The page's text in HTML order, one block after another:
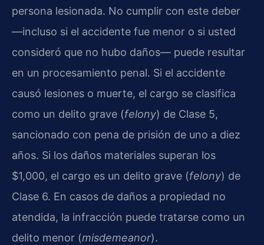
persona lesionada. No cumplir con este deber
—incluso si el accidente fue menor o si usted
consideró que no hubo daños— puede resultar
en un procesamiento penal. Si el accidente
causó lesiones o muerte, el cargo se clasifica
como un delito grave (felony) de Clase 5,
sancionado con pena de prisión de uno a diez
años. Si los daños materiales superan los
$1,000, el cargo es un delito grave (felony) de
Clase 6. En casos de daños a propiedad no
atendida, la infracción puede tratarse como un
delito menor (misdemeanor).